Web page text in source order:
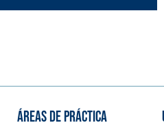
ÁREAS DE PRÁCTICA